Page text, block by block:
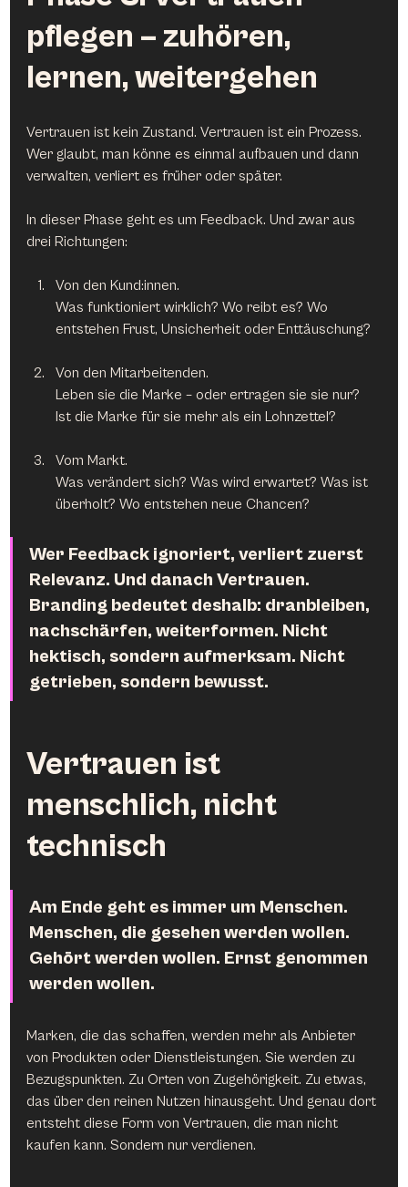
pflegen – zuhören,
lernen, weitergehen
Vertrauen ist kein Zustand. Vertrauen ist ein Prozess.
Wer glaubt, man könne es einmal aufbauen und dann
verwalten, verliert es früher oder später.
In dieser Phase geht es um Feedback. Und zwar aus
drei Richtungen:
Von den Kund:innen.
Was funktioniert wirklich? Wo reibt es? Wo
entstehen Frust, Unsicherheit oder Enttäuschung?
Von den Mitarbeitenden.
Leben sie die Marke – oder ertragen sie sie nur?
Ist die Marke für sie mehr als ein Lohnzettel?
Vom Markt.
Was verändert sich? Was wird erwartet? Was ist
überholt? Wo entstehen neue Chancen?
Wer Feedback ignoriert, verliert zuerst
Relevanz. Und danach Vertrauen.
Branding bedeutet deshalb: dranbleiben,
nachschärfen, weiterformen. Nicht
hektisch, sondern aufmerksam. Nicht
getrieben, sondern bewusst.
Vertrauen ist
menschlich, nicht
technisch
Am Ende geht es immer um Menschen.
Menschen, die gesehen werden wollen.
Gehört werden wollen. Ernst genommen
werden wollen.
Marken, die das schaffen, werden mehr als Anbieter
von Produkten oder Dienstleistungen. Sie werden zu
Bezugspunkten. Zu Orten von Zugehörigkeit. Zu etwas,
das über den reinen Nutzen hinausgeht. Und genau dort
entsteht diese Form von Vertrauen, die man nicht
kaufen kann. Sondern nur verdienen.